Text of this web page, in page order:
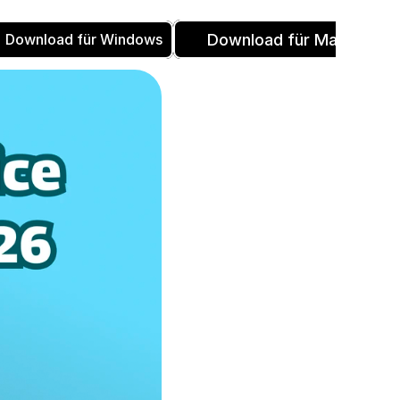
Download für Windows Download für Mac